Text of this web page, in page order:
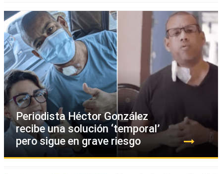
Periodista Héctor González
recibe una solución ‘temporal’
pero sigue en grave riesgo